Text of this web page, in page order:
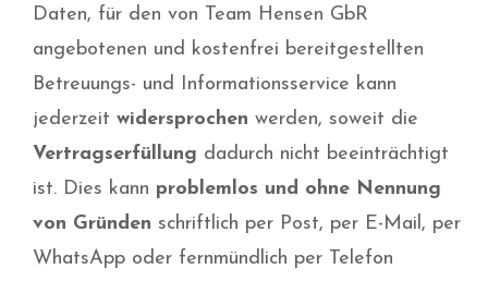
Daten, für den von Team Hensen GbR
angebotenen und kostenfrei bereitgestellten
Betreuungs- und Informationsservice kann
jederzeit widersprochen werden, soweit die
Vertragserfüllung dadurch nicht beeinträchtigt
ist. Dies kann problemlos und ohne Nennung
von Gründen schriftlich per Post, per E-Mail, per
WhatsApp oder fernmündlich per Telefon